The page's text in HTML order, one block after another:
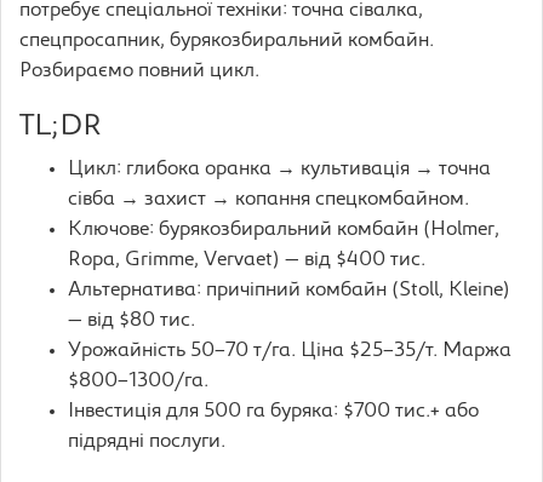
потребує спеціальної техніки: точна сівалка,
спецпросапник, бурякозбиральний комбайн.
Розбираємо повний цикл.
TL;DR
Цикл: глибока оранка → культивація → точна
сівба → захист → копання спецкомбайном.
Ключове: бурякозбиральний комбайн (Holmer,
Ropa, Grimme, Vervaet) — від $400 тис.
Альтернатива: причіпний комбайн (Stoll, Kleine)
— від $80 тис.
Урожайність 50–70 т/га. Ціна $25–35/т. Маржа
$800–1300/га.
Інвестиція для 500 га буряка: $700 тис.+ або
підрядні послуги.